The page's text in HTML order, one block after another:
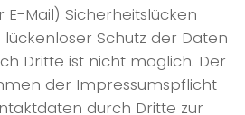
Mail) Sicherheitslücken
lückenloser Schutz der Daten
Dritte ist nicht möglich. Der
der Impressumspflicht
durch Dritte zur